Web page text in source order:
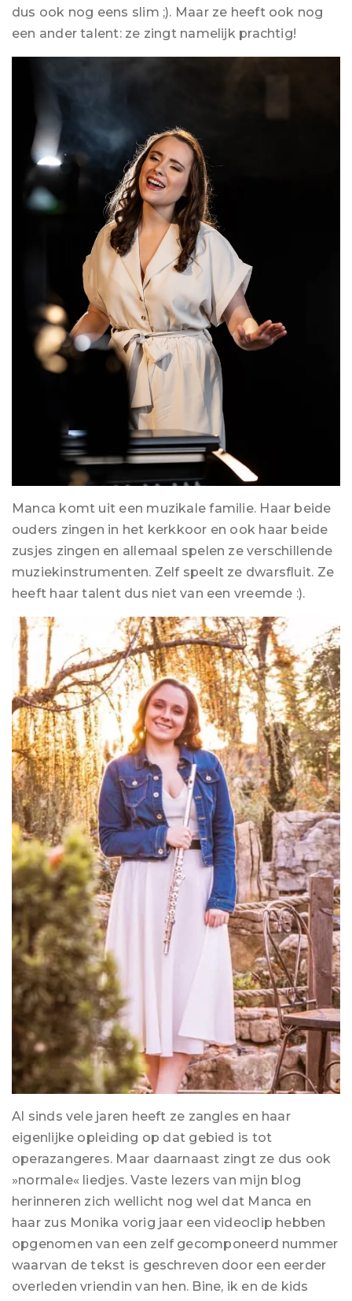
dus ook nog eens slim ;). Maar ze heeft ook nog
een ander talent: ze zingt namelijk prachtig!
Manca komt uit een muzikale familie. Haar beide
ouders zingen in het kerkkoor en ook haar beide
zusjes zingen en allemaal spelen ze verschillende
muziekinstrumenten. Zelf speelt ze dwarsfluit. Ze
heeft haar talent dus niet van een vreemde :).
Al sinds vele jaren heeft ze zangles en haar
eigenlijke opleiding op dat gebied is tot
operazangeres. Maar daarnaast zingt ze dus ook
»normale« liedjes. Vaste lezers van mijn blog
herinneren zich wellicht nog wel dat Manca en
haar zus Monika vorig jaar een videoclip hebben
opgenomen van een zelf gecomponeerd nummer
waarvan de tekst is geschreven door een eerder
overleden vriendin van hen. Bine, ik en de kids